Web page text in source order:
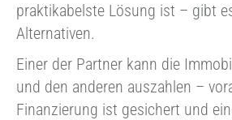
praktikabelste Lösung ist – gibt
Alternativen.
Einer der Partner kann die
und den anderen auszahlen –
Finanzierung ist gesichert und